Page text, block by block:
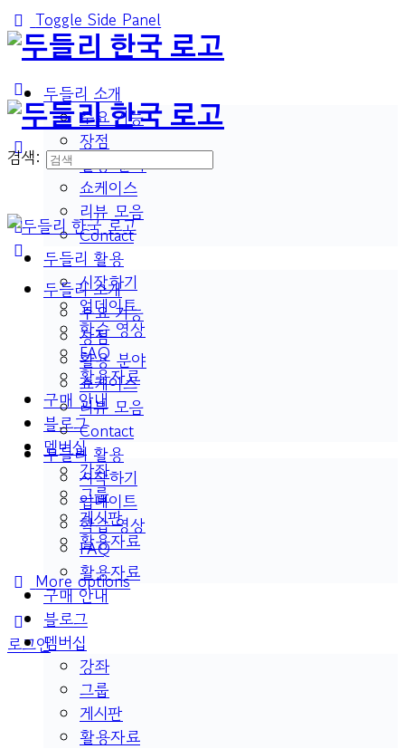
Toggle Side Panel
두들리 소개
주요 기능
장점
활용 분야
쇼케이스
리뷰 모음
Contact
두들리 활용
시작하기
업데이트
학습 영상
FAQ
활용자료
구매 안내
블로그
멤버십
강좌
그룹
게시판
활용자료
More options
로그인
검색:
두들리 소개
주요 기능
장점
활용 분야
쇼케이스
리뷰 모음
Contact
두들리 활용
시작하기
업데이트
학습 영상
FAQ
활용자료
구매 안내
블로그
멤버십
강좌
그룹
게시판
활용자료